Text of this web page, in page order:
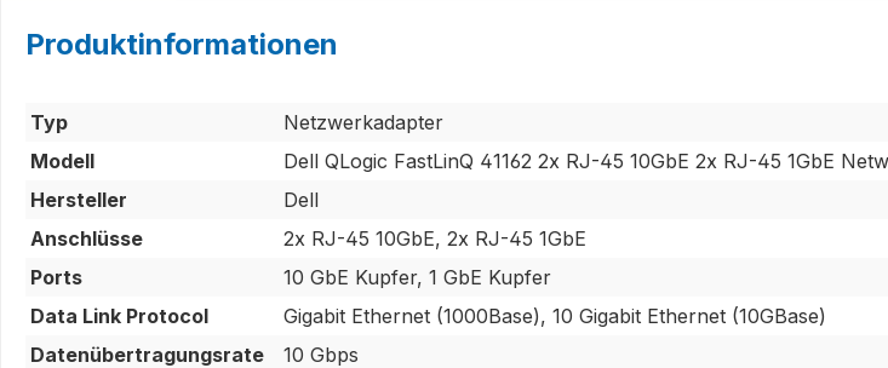
Produktinformationen
Typ
Netzwerkadapter
Modell
Dell QLogic FastLinQ 41162 2x RJ-45 10GbE 2x RJ-45 1GbE
Hersteller
Dell
Anschlüsse
2x RJ-45 10GbE, 2x RJ-45 1GbE
Ports
10 GbE Kupfer, 1 GbE Kupfer
Data Link Protocol
Gigabit Ethernet (1000Base), 10 Gigabit Ethernet (10GBase)
Datenübertragungsrate
10 Gbps